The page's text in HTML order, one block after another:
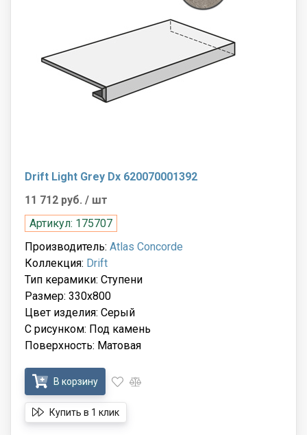
Drift Light Grey Dx 620070001392
11 712 руб. / шт
Артикул: 175707
Производитель: Atlas Concorde
Коллекция: Drift
Тип керамики: Ступени
Размер: 330x800
Цвет изделия: Серый
С рисунком: Под камень
Поверхность: Матовая
В корзину
Купить в 1 клик